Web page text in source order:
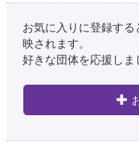
お気に入りに登録す
映されます。
好きな団体を応援しま